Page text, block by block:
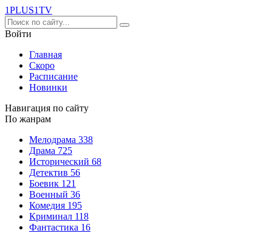
1PLUS1TV
Войти
Главная
Скоро
Расписание
Новинки
Навигация по сайту
По жанрам
Мелодрама 338
Драма 725
Исторический 68
Детектив 56
Боевик 121
Военный 36
Комедия 195
Криминал 118
Фантастика 16